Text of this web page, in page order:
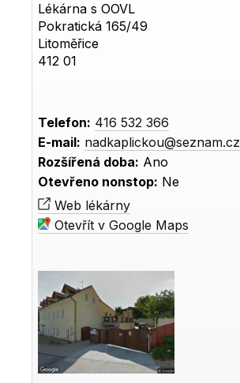
Lékárna s OOVL
Pokratická 165/49
Litoměřice
412 01
Telefon: 416 532 366
E-mail: nadkaplickou@seznam.cz
Rozšířená doba: Ano
Otevřeno nonstop: Ne
Web lékárny
Otevřít v Google Maps